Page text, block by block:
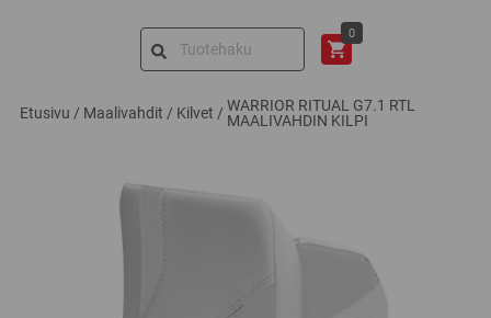
Search
0
Etusivu / Maalivahdit / Kilvet / WARRIOR RITUAL G7.1 RTL
MAALIVAHDIN KILPI